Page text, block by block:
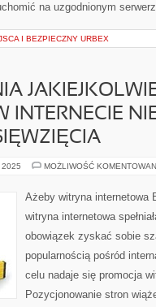
na uzgodnionym
I BEZPIECZNY URBEX
INTERNECIE
2025 MOŻLIWOŚĆ
Ażeby witryna internetowa
witryna internetowa
obowiązek zyskać sobie
popularnością pośród
celu nadaje się promocja
Pozycjonowanie stron